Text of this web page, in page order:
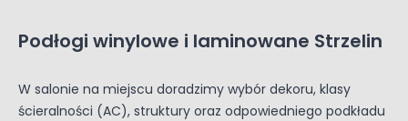
Podłogi winylowe i laminowane Strzelin
W salonie na miejscu doradzimy wybór dekoru, klasy
ścieralności (AC), struktury oraz odpowiedniego podkładu